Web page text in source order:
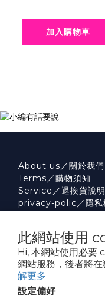
此網站使用
Hi, 本網站使用必要
網站服務，後者將
解更多
設定偏好
加入購物車
About us／關於我們
Terms／購物須知
Service／退換貨說明
privacy-polic／隱私